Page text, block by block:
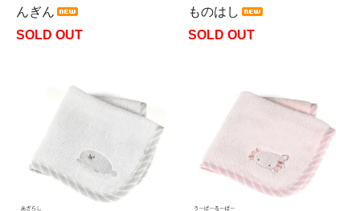
んぎん
SOLD OUT
ものはし
SOLD OUT